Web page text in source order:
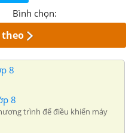
Bình chọn:
theo
8
8
trình để điều khiển máy